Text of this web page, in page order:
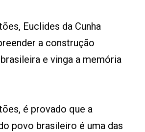
Euclides da Cunha
a construção
e vinga a memória
é provado que a
povo brasileiro é uma das